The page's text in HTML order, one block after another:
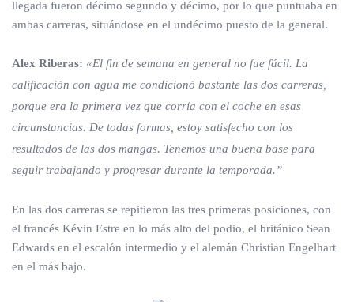
llegada fueron décimo segundo y décimo, por lo que puntuaba en
ambas carreras, situándose en el undécimo puesto de la general.
Alex Riberas: «El fin de semana en general no fue fácil. La
calificación con agua me condicionó bastante las dos carreras,
porque era la primera vez que corría con el coche en esas
circunstancias. De todas formas, estoy satisfecho con los
resultados de las dos mangas. Tenemos una buena base para
seguir trabajando y progresar durante la temporada.”
En las dos carreras se repitieron las tres primeras posiciones, con
el francés Kévin Estre en lo más alto del podio, el británico Sean
Edwards en el escalón intermedio y el alemán Christian Engelhart
en el más bajo.